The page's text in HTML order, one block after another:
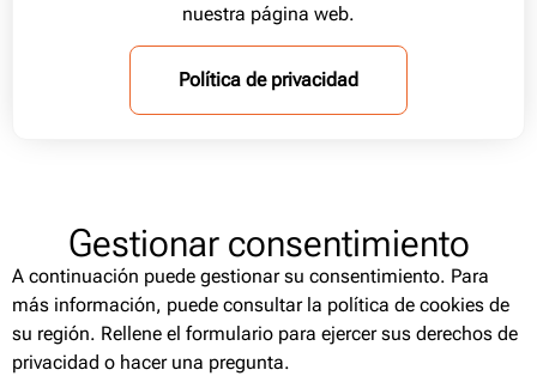
nuestra página web.
Política de privacidad​
Gestionar consentimiento
A continuación puede gestionar su consentimiento. Para
más información, puede consultar la política de cookies de
su región. Rellene el formulario para ejercer sus derechos de
privacidad o hacer una pregunta.